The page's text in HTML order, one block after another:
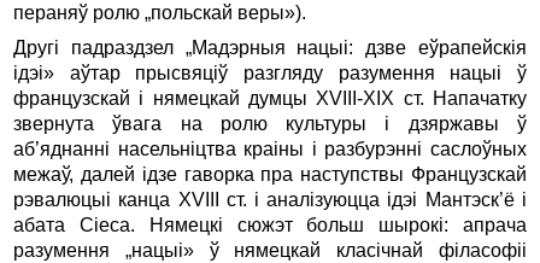
пераняў ролю „польскай веры»).
Другі падраздзел „Мадэрныя нацыі: дзве еўрапейскія
ідэі» аўтар прысвяціў разгляду разумення нацыі ў
француз­скай i нямецкай думцы XVIII-XIX ст. Напачатку
звернута ўвага на ролю культуры i дзяржавы ў
аб’яднанні насельніцтва краіны i разбурэнні саслоўных
межаў, далей ідзе гаворка пра наступствы Французскай
рэвалюцыі канца XVIII ст. i аналізуюцца ідэі Мантэск’ё i
абата Сіеса. Нямецкі сюжэт больш шырокі: апрача
разумення „нацыі» ў нямецкай класічнай філасофіі